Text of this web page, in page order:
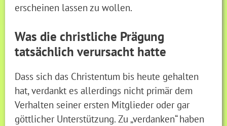
erscheinen lassen zu wollen.
Was die christliche Prägung
tatsächlich verursacht hatte
Dass sich das Christentum bis heute gehalten
hat, verdankt es allerdings nicht primär dem
Verhalten seiner ersten Mitglieder oder gar
göttlicher Unterstützung. Zu „verdanken“ haben